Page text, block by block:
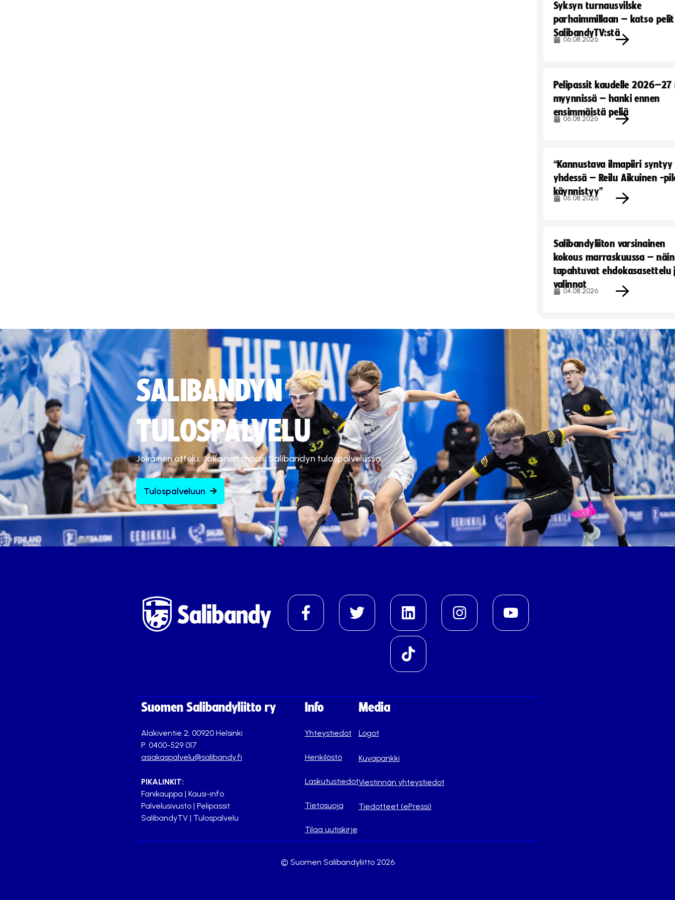
Syksyn turnausvilske
parhaimmillaan – katso pelit
SalibandyTV:stä
06.08.2026
Pelipassit kaudelle
myynnissä – hanki ennen
ensimmäistä peliä
06.08.2026
“Kannustava ilmapiiri syntyy
yhdessä – Reilu Aikuinen -
käynnistyy”
05.08.2026
Salibandyliiton varsinainen
kokous marraskuussa – näin
tapahtuvat ehdokasasettelu
valinnat
04.08.2026
SALIBANDYN
TULOSPALVELU
Jokainen ottelu. Jokainen maali. Salibandyn tulospalvelussa.
Tulospalveluun
Suomen Salibandyliitto ry
Alakiventie 2, 00920 Helsinki
P. 0400-529 017
asiakaspalvelu@salibandy.fi
PIKALINKIT:
Fanikauppa | Kausi-info
Palvelusivusto | Pelipassit
SalibandyTV | Tulospalvelu
Info
Yhteystiedot
Henkilöstö
Laskutustiedot
Tietosuoja
Tilaa uutiskirje
Media
Logot
Kuvapankki
Viestinnän yhteystiedot
Tiedotteet (ePressi)
© Suomen Salibandyliitto 2026